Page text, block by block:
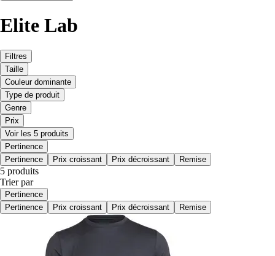
Elite Lab
Filtres
Taille
Couleur dominante
Type de produit
Genre
Prix
Voir les 5 produits
Pertinence
Pertinence
Prix croissant Prix décroissant Remise
5 produits
Trier par
Pertinence
Pertinence
Prix croissant Prix décroissant Remise